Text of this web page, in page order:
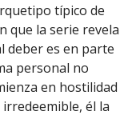
típico de
que la serie revela
deber es en parte
personal no
en hostilidad
él la